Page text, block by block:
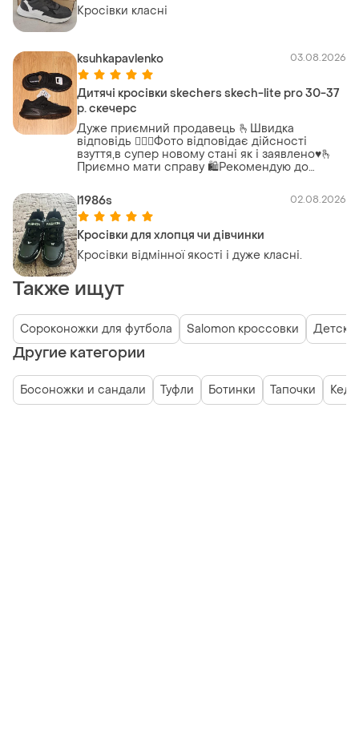
Кросівки класні
ksuhkapavlenko 03.08.2026
Дитячі кросівки skechers skech-lite pro 30-37
р. скечерс
Дуже приємний продавець 🫰Швидка
відповідь 👌🏻✅️Фото відповідає дійсності
взуття,в супер новому стані як і заявлено♥️🫰
Приємно мати справу 🛍Рекомендую до
l1986s
02.08.2026
Кросівки для хлопця чи дівчинки
Кросівки відмінної якості і дуже класні.
Также ищут
Сороконожки для футбола Salomon кроссовки
Другие категории
Босоножки и сандали Туфли Ботинки Тапочки Кеды